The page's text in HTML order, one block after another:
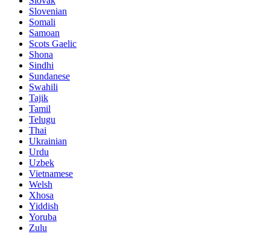
Slovenian
Somali
Samoan
Scots Gaelic
Shona
Sindhi
Sundanese
Swahili
Tajik
Tamil
Telugu
Thai
Ukrainian
Urdu
Uzbek
Vietnamese
Welsh
Xhosa
Yiddish
Yoruba
Zulu